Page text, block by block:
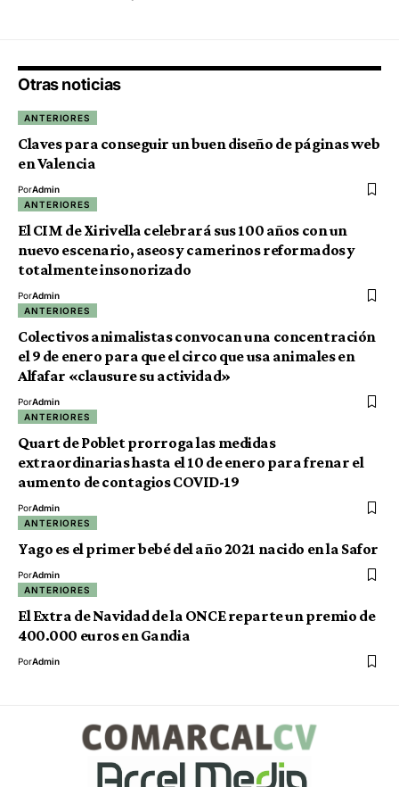
Otras noticias
ANTERIORES
Claves para conseguir un buen diseño de páginas web
en Valencia
PorAdmin
ANTERIORES
El CIM de Xirivella celebrará sus 100 años con un
nuevo escenario, aseos y camerinos reformados y
totalmente insonorizado
PorAdmin
ANTERIORES
Colectivos animalistas convocan una concentración
el 9 de enero para que el circo que usa animales en
Alfafar «clausure su actividad»
PorAdmin
ANTERIORES
Quart de Poblet prorroga las medidas
extraordinarias hasta el 10 de enero para frenar el
aumento de contagios COVID-19
PorAdmin
ANTERIORES
Yago es el primer bebé del año 2021 nacido en la Safor
PorAdmin
ANTERIORES
El Extra de Navidad de la ONCE reparte un premio de
400.000 euros en Gandia
PorAdmin